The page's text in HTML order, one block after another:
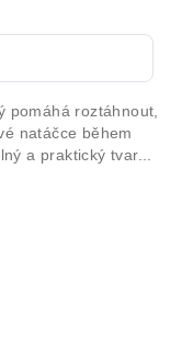
pomáhá roztáhnout,
natáčce během
a praktický tvar...